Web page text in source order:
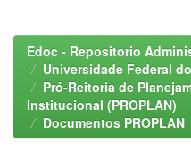
Edoc - Repositorio
Universidade Federal
Pró-Reitoria de
Institucional (PROPLAN)
Documentos PROPLAN